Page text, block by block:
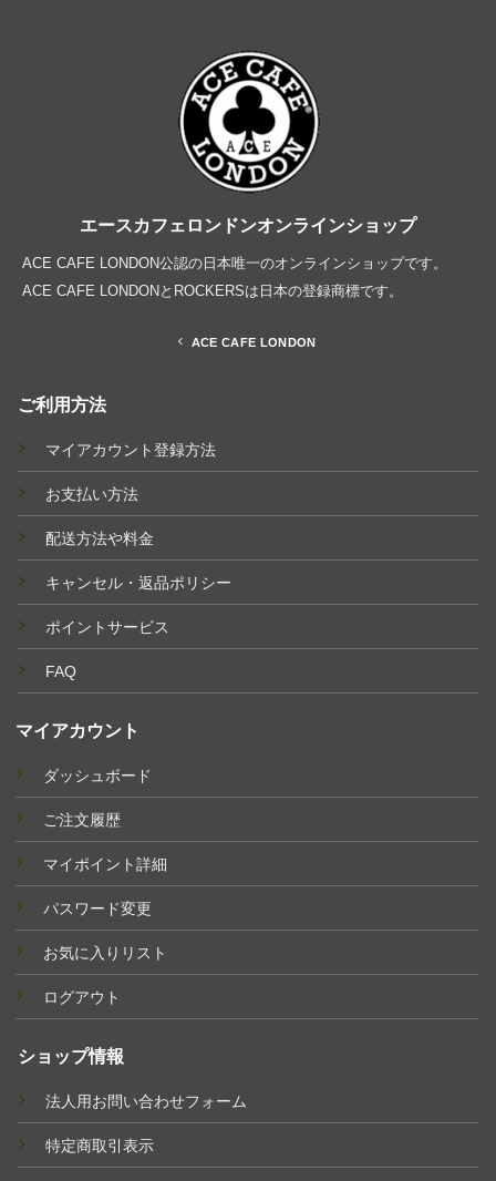
エースカフェロンドンオンラインショップ
ACE CAFE LONDON公認の日本唯一のオンラインショップです。
ACE CAFE LONDONとROCKERSは日本の登録商標です。
ACE CAFE LONDON
ご利用方法
マイアカウント登録方法
お支払い方法
配送方法や料金
キャンセル・返品ポリシー
ポイントサービス
FAQ
マイアカウント
ダッシュボード
ご注文履歴
マイポイント詳細
パスワード変更
お気に入りリスト
ログアウト
ショップ情報
法人用お問い合わせフォーム
特定商取引表示